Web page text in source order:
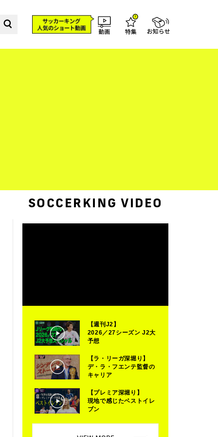
SOCCERKING VIDEO
【週刊J2】
2026／27シーズン J2大
予想
【ラ・リーガ深堀り】
デ・ラ・フエンテ監督の
キャリア
【プレミア深堀り】
現地で感じたベストイレ
ブン